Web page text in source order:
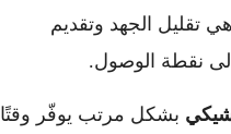
تقليل الجهد وتقديم
نقطة الوصول.
شيكي بشكل مرتب يوفّر وقتًا